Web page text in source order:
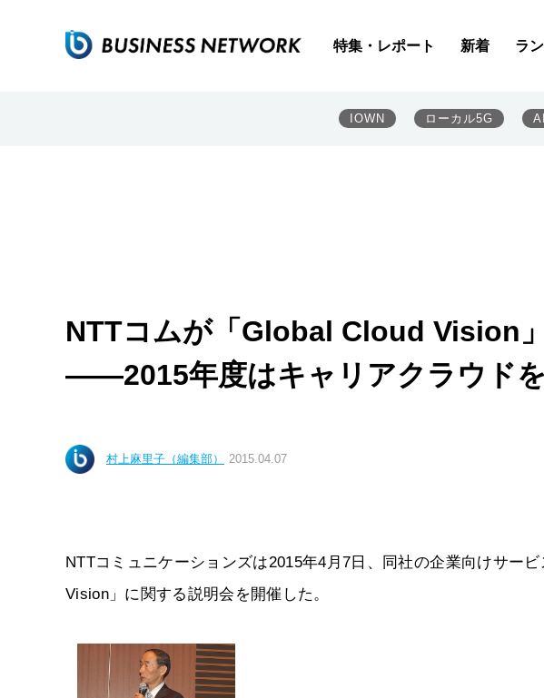
特集・レポート 新着 ラ
IOWN ローカル5G AI
NTTコムが「Global Cloud Vision
――2015年度はキャリアクラウド
村上麻里子（編集部） 2015.04.07
NTTコミュニケーションズは2015年4月7日、同社の企業向けサー
Vision」に関する説明会を開催した。